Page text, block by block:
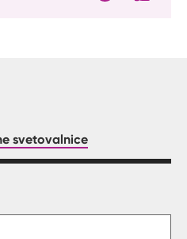
svetovalnice
vprašanje